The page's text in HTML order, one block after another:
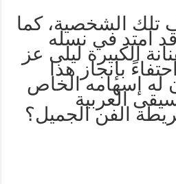
تلك الشخصية، كما
قد امتد في نسله
الكبيرة ليلى عز
احتفاءً بإنجاز هذا
له إسهامهالخاص
العربية
الفن الجميل؟